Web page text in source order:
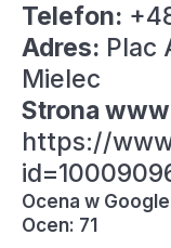
Telefon:
Adres: Plac
Mielec
Strona
https://
Ocena w
Ocen: 71